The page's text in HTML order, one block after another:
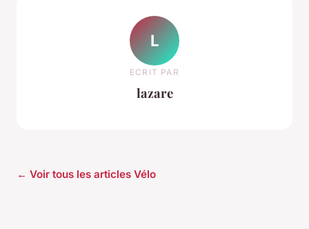
L
ECRIT PAR
lazare
← Voir tous les articles Vélo